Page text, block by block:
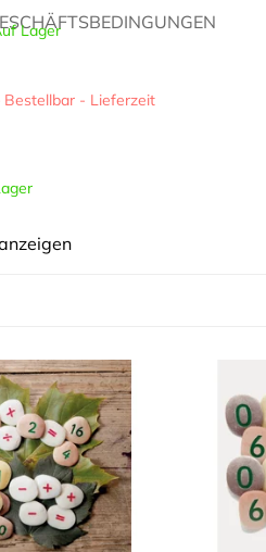
Lager
Bestellbar - Lieferzeit